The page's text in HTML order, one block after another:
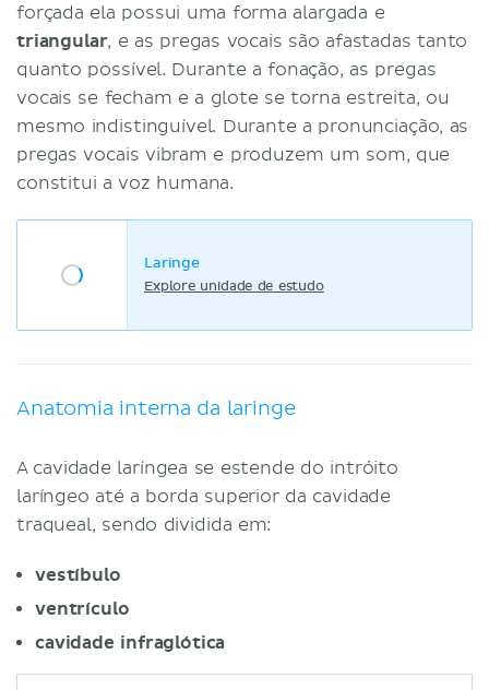
forçada ela possui uma forma alargada e
triangular, e as pregas vocais são afastadas tanto
quanto possível. Durante a fonação, as pregas
vocais se fecham e a glote se torna estreita, ou
mesmo indistinguível. Durante a pronunciação, as
pregas vocais vibram e produzem um som, que
constitui a voz humana.
Laringe
Explore unidade de estudo
Anatomia interna da laringe
A cavidade laríngea se estende do intróito
laríngeo até a borda superior da cavidade
traqueal, sendo dividida em:
vestíbulo
ventrículo
cavidade infraglótica